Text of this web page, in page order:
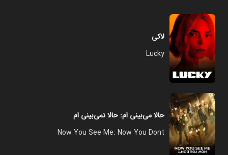
لاکی
Lucky
حالا می‌بینی‌ ام: حالا نمی‌بینی‌ ام
Now You See Me: Now You Dont